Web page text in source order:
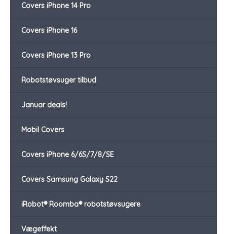
Covers iPhone 14 Pro
Covers iPhone 16
Covers iPhone 13 Pro
Robotstøvsuger tilbud
Januar deals!
Mobil Covers
Covers iPhone 6/6S/7/8/SE
Covers Samsung Galaxy S22
iRobot® Roomba® robotstøvsugere
Vægeffekt